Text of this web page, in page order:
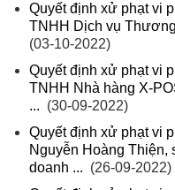
Quyết định xử phạt vi
TNHH Dịch vụ
(03-10-2022)
Quyết định xử phạt vi
TNHH Nhà hàng X-
... (30-09-2022)
Quyết định xử phạt vi
Nguyễn Hoàng Thiện,
doanh ... (26-09-2022)